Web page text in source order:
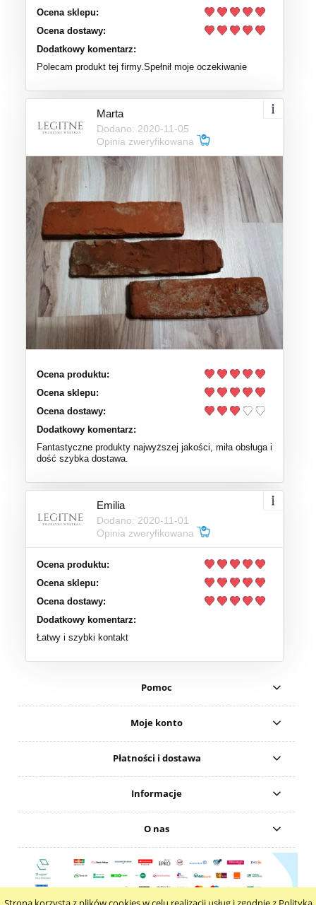
Ocena sklepu:
Ocena dostawy:
Dodatkowy komentarz:
Polecam produkt tej firmy.Spełnił moje oczekiwanie
Marta
Dodano: 2020-11-05
Opinia zweryfikowana
Ocena produktu:
Ocena sklepu:
Ocena dostawy:
Dodatkowy komentarz:
Fantastyczne produkty najwyższej jakości, miła obsługa i
dość szybka dostawa.
Emilia
Dodano: 2020-11-01
Opinia zweryfikowana
Ocena produktu:
Ocena sklepu:
Ocena dostawy:
Dodatkowy komentarz:
Łatwy i szybki kontakt
Pomoc
Moje konto
Płatności i dostawa
Informacje
O nas